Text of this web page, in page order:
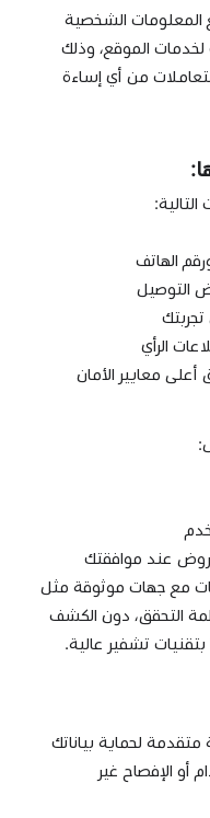
الشخصية
لخدمات الموقع، وذلك
من أي إساءة
الهاتف
التوصيل
الرأي
معايير الأمان
عند موافقتك
مع جهات موثوقة مثل
التحقق، دون الكشف
تشفير عالية.
متقدمة لحماية بياناتك
أو الإفصاح غير